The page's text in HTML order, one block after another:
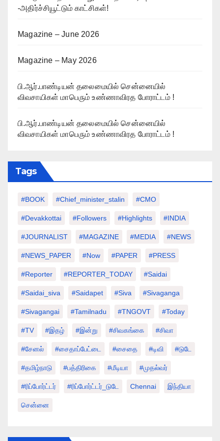
-அதிர்ச்சியூட்டும் காட்சிகள்!
Magazine – June 2026
Magazine – May 2026
பி.ஆர்.பாண்டியன் தலைமையில் சென்னையில்
விவசாயிகள் மாபெரும் உண்ணாவிரத போராட்டம் !
பி.ஆர்.பாண்டியன் தலைமையில் சென்னையில்
விவசாயிகள் மாபெரும் உண்ணாவிரத போராட்டம் !
Tags
#BOOK #chief_minister_stalin #CMO
#devakkottai #followers #highlights #INDIA
#JOURNALIST #MAGAZINE #MEDIA #NEWS
#NEWS_PAPER #Now #PAPER #PRESS
#Reporter #REPORTER_TODAY #saidai
#saidai_siva #saidapet #Siva #Sivaganga
#sivagangai #tamilnadu #TNGOVT #today
#TV #இதழ் #இன்று #சிவகங்கை #சிவா
#சேனல் #சைதாப்பேட்டை #சைதை #டிவி #டுடே
#தமிழ்நாடு #பத்திரிகை #மீடியா #முதல்வர்
#ரிப்போர்ட்டர் #ரிப்போர்ட்டர்_டுடே Chennai இந்தியா
சென்னை